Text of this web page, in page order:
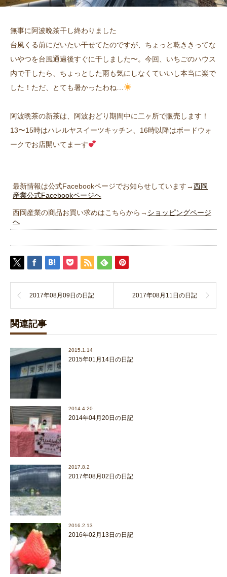
無事に阿波晩茶干し終わりました
台風くる前にだいたい干せてたのですが、ちょっと乾ききってな
いやつを台風通過後すぐに干しました〜。今回、いちごのハウス
内で干したら、ちょっとした雨も気にしなくていいし本当に楽で
した！ただ、とても暑かったわね…
阿波晩茶の新茶は、阿波おどり期間中に二ヶ所で販売します！
13〜15時はハレルヤスイーツキッチン、16時以降はボードウォ
ークでお店開いてまーす
最新情報は公式Facebookページでお知らせしています→西岡
産業公式Facebookページへ
西岡産業の商品お買い求めはこちらから→ ショッピングページ
へ
2017年08月09日の日記 2017年08月11日の日記
関連記事
2015.1.14
2015年01月14日の日記
2014.4.20
2014年04月20日の日記
2017.8.2
2017年08月02日の日記
2016.2.13
2016年02月13日の日記